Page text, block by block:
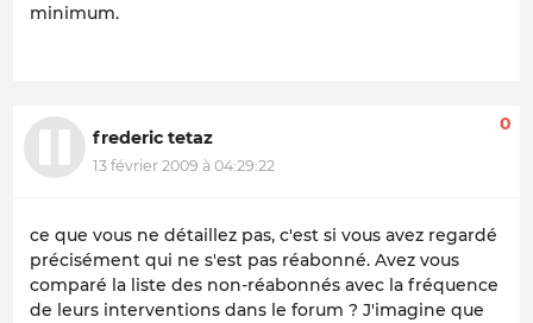
minimum.
frederic tetaz
13 février 2009 à 04:29:22
0
ce que vous ne détaillez pas, c'est si vous avez regardé
précisément qui ne s'est pas réabonné. Avez vous
comparé la liste des non-réabonnés avec la fréquence
de leurs interventions dans le forum ? J'imagine que